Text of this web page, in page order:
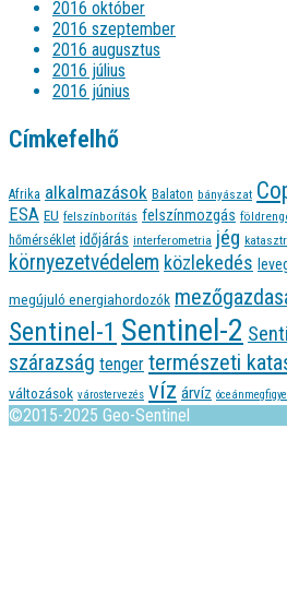
2016 október
2016 szeptember
2016 augusztus
2016 július
2016 június
Címkefelhő
Afrika alkalmazások Balaton bányászat
ESA EU felszínborítás felszínmozgás
hőmérséklet időjárás interferometria jég
környezetvédelem közlekedés
megújuló energiahordozók
Sentinel-1 Sentinel-2
szárazság tenger természeti
változások várostervezés víz árvíz
©2015-2025 Geo-Sentinel